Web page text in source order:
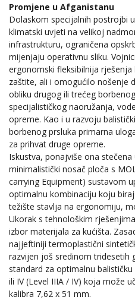
Promjene u Afganistanu
Dolaskom specijalnih postrojbi
klimatski uvjeti na velikoj
infrastrukturu, ograničena
mijenjaju operativnu sliku.
ergonomski fleksibilnija rješenja
zaštite, ali i omogućilo nošenje
obliku drugog ili trećeg
specijalističkog naoružanja,
opreme. Kao i u razvoju
borbenog prsluka primarna
za prihvat druge opreme.
Iskustva, ponajviše ona
minimalistički nosač ploča s
carrying Equipment) sustavom
optimalnu kombinaciju koju
težište stavlja na ergonomiju,
Ukorak s tehnološkim
izbor materijala za kućišta.
najjeftiniji termoplastični
razvijen još sredinom tridesetih
standard za optimalnu
ili IV (Level IIIA / IV) koja može
kalibra 7,62 x 51 mm.